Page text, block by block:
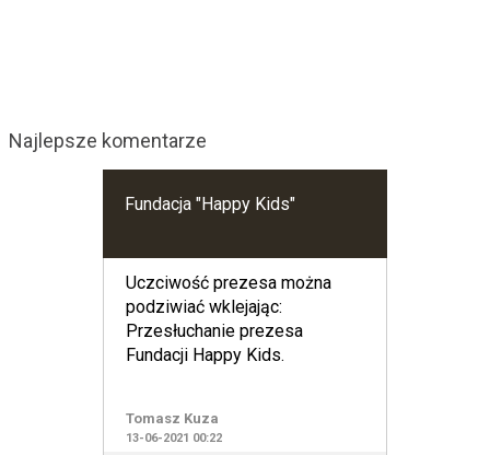
Najlepsze komentarze
Fundacja "Happy Kids"
Uczciwość prezesa można
podziwiać wklejając:
Przesłuchanie prezesa
Fundacji Happy Kids.
Tomasz Kuza
13-06-2021 00:22